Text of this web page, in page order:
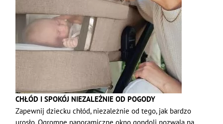
CHŁÓD I SPOKÓJ NIEZALEŻNIE OD POGODY
Zapewnij dziecku chłód, niezależnie od tego, jak bardzo